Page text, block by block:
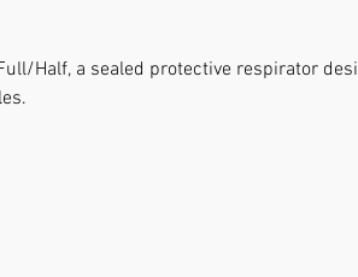
Half, a sealed protective respirator